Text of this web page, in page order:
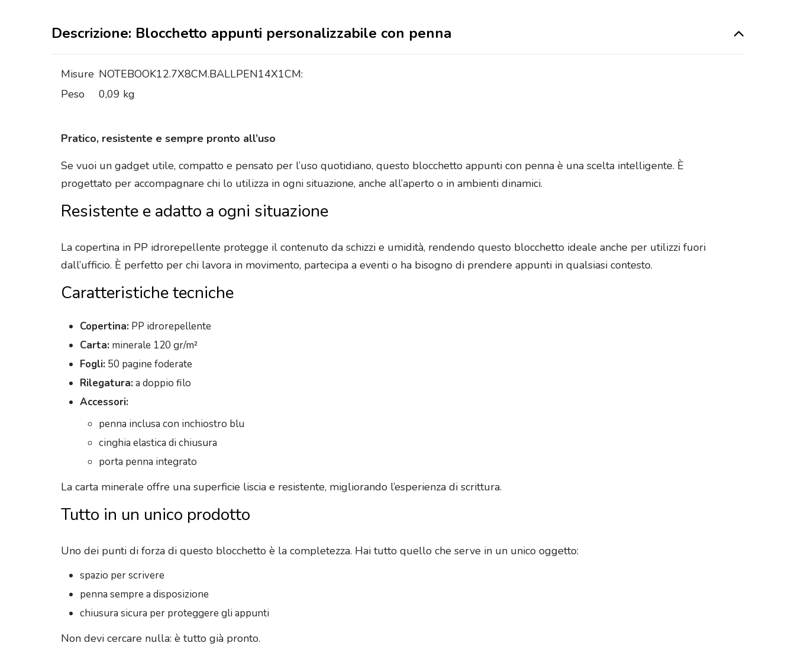
Descrizione: Blocchetto appunti personalizzabile con penna
Misure NOTEBOOK12.7X8CM.BALLPEN14X1CM:
Peso
0,09 kg
Pratico, resistente e sempre pronto all’uso
Se vuoi un gadget utile, compatto e pensato per l’uso quotidiano, questo blocchetto appunti con penna è una scelta intelligente. È
progettato per accompagnare chi lo utilizza in ogni situazione, anche all’aperto o in ambienti dinamici.
Resistente e adatto a ogni situazione
La copertina in PP idrorepellente protegge il contenuto da schizzi e umidità, rendendo questo blocchetto ideale anche per utilizzi fuori
dall’ufficio. È perfetto per chi lavora in movimento, partecipa a eventi o ha bisogno di prendere appunti in qualsiasi contesto.
Caratteristiche tecniche
Copertina: PP idrorepellente
Carta: minerale 120 gr/m²
Fogli: 50 pagine foderate
Rilegatura: a doppio filo
Accessori:
penna inclusa con inchiostro blu
cinghia elastica di chiusura
porta penna integrato
La carta minerale offre una superficie liscia e resistente, migliorando l’esperienza di scrittura.
Tutto in un unico prodotto
Uno dei punti di forza di questo blocchetto è la completezza. Hai tutto quello che serve in un unico oggetto:
spazio per scrivere
penna sempre a disposizione
chiusura sicura per proteggere gli appunti
Non devi cercare nulla: è tutto già pronto.